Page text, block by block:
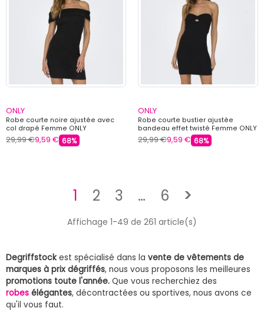
ONLY
Robe courte noire ajustée avec
col drapé Femme ONLY
29,99 €9,59 € 68%
ONLY
Robe courte bustier ajustée
bandeau effet twisté Femme ONLY
29,99 €9,59 € 68%
1 2 3 … 6 >Suivant
Affichage 1-49 de 261 article(s)
Degriffstockest spécialisé dans la vente de vêtements de
marques à prix dégriffés, nous vous proposons les meilleures
promotions toute l'année. Que vous recherchiez des
robes élégantes, décontractées ou sportives, nous avons ce
qu'il vous faut.